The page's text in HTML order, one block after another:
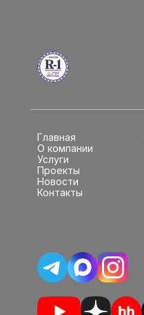
Главная
О компании
Услуги
Проекты
Новости
Контакты